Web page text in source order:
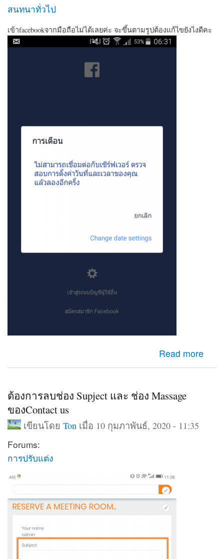
สนทนาทั่วไป
เข้าfacebookจากมือถือไม่ได้เลยค่ะ จะขึ้นตามรูปต้องแก้ไขยังไงดีคะ
Read more
ต้องการลบช่อง Supject และ ช่อง Massage
ของContact us
เขียนโดย Ton เมื่อ 10 กุมภาพันธ์, 2020 - 11:35
Forums:
การปรับแต่ง